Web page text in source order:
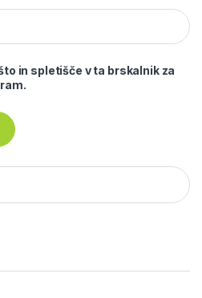
in spletišče v ta brskalnik za